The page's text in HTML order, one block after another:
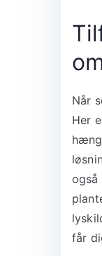
Når
Her
også
får